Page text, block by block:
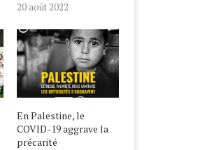
20 août 2022
En Palestine, le
COVID-19 aggrave la
précarité